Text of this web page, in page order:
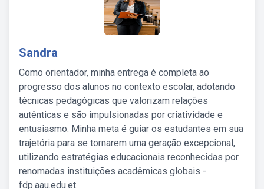
Sandra
Como orientador, minha entrega é completa ao
progresso dos alunos no contexto escolar, adotando
técnicas pedagógicas que valorizam relações
autênticas e são impulsionadas por criatividade e
entusiasmo. Minha meta é guiar os estudantes em sua
trajetória para se tornarem uma geração excepcional,
utilizando estratégias educacionais reconhecidas por
renomadas instituições acadêmicas globais -
fdp.aau.edu.et.